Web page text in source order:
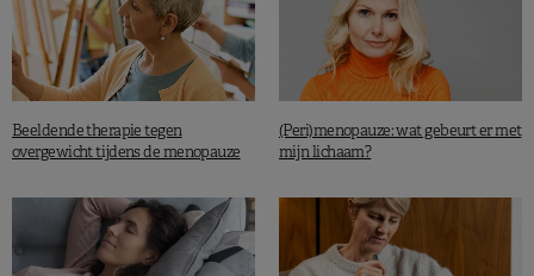
Beeldende therapie tegen
overgewicht tijdens de menopauze
(Peri)menopauze: wat gebeurt er met
mijn lichaam?